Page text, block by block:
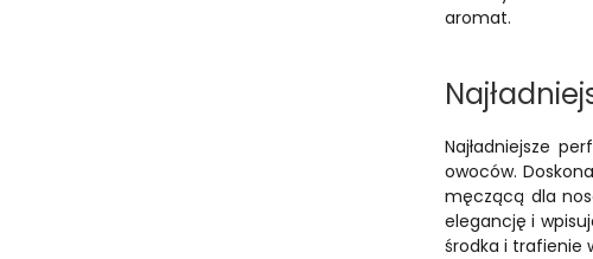
aromat.
Najładniejsze
owoców.
męczącą dla
elegancję i
środka i trafienie